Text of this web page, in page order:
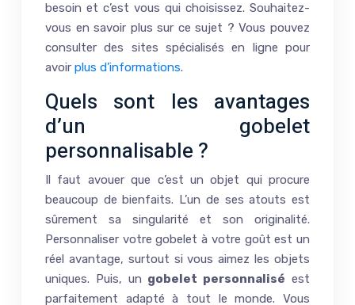
besoin et c’est vous qui choisissez. Souhaitez-
vous en savoir plus sur ce sujet ? Vous pouvez
consulter des sites spécialisés en ligne pour
avoir plus d’informations.
Quels sont les avantages
d’un gobelet
personnalisable ?
Il faut avouer que c’est un objet qui procure
beaucoup de bienfaits. L’un de ses atouts est
sûrement sa singularité et son originalité.
Personnaliser votre gobelet à votre goût est un
réel avantage, surtout si vous aimez les objets
uniques. Puis, un gobelet personnalisé est
parfaitement adapté à tout le monde. Vous